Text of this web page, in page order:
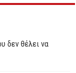
δεν θέλει να